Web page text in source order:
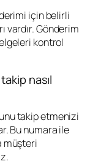
için belirli
vardır. Gönderim
kontrol
nasıl
takip etmenizi
Bu numara ile
müşteri